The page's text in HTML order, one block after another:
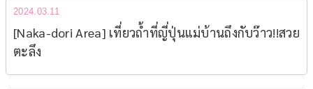
2024.03.11
[Naka-dori Area] เที่ยวถ้ำที่ญี่ปุ่นแม่บ้านถึงกับว๊าว!!สวย
ตะลึง